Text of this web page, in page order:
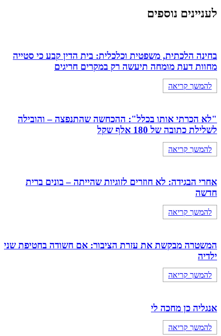
לעניינים נוספים
בחינה הלכתית, משפטית וכלכלית: בית הדין קבע כי סטייה
מחוות דעת מומחה תיעשה רק במקרים חריגים
להמשך קריאה
"לא הכרתי אותו בכלל": ההכחשה שהתנפצה – והובילה
לשלילת כתובה של 180 אלף שקל
להמשך קריאה
אחרי הבגידה: לא חוזרים לזוגיות שהייתה – בונים ברית
חדשה
להמשך קריאה
המשטרה מבקשת את עזרת הציבור: אם חשודה בחטיפת שני
ילדיה
להמשך קריאה
אנגליה כן מחכה לי
להמשך קריאה